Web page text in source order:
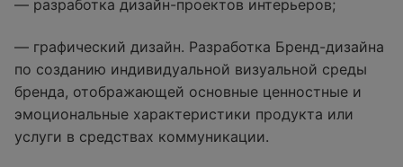
— разработка дизайн-проектов интерьеров;
— графический дизайн. Разработка Бренд-дизайна
по созданию индивидуальной визуальной среды
бренда, отображающей основные ценностные и
эмоциональные характеристики продукта или
услуги в средствах коммуникации.